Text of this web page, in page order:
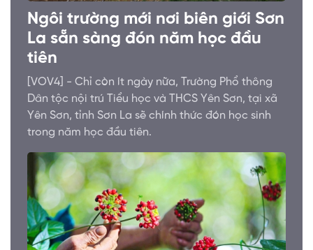
Ngôi trường mới nơi biên giới Sơn
La sẵn sàng đón năm học đầu
tiên
[VOV4] - Chỉ còn ít ngày nữa, Trường Phổ thông
Dân tộc nội trú Tiểu học và THCS Yên Sơn, tại xã
Yên Sơn, tỉnh Sơn La sẽ chính thức đón học sinh
trong năm học đầu tiên.